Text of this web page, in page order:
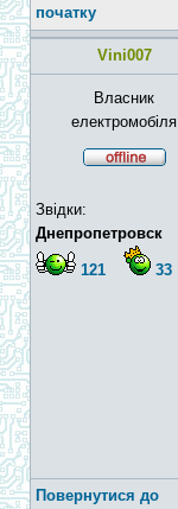
початку
Vini007
Власник
електромобіля
Звідки:
Днепропетровск
121 33
Повернутися до